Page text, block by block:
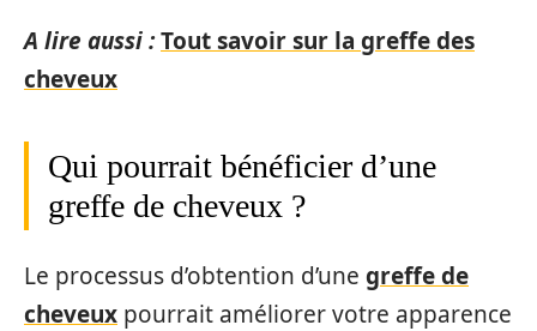
A lire aussi :Tout savoir sur la greffe des
cheveux
Qui pourrait bénéficier d’une
greffe de cheveux ?
Le processus d’obtention d’une greffe de
cheveux pourrait améliorer votre apparence